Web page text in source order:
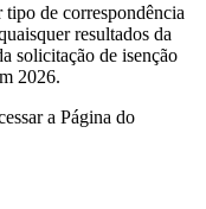
de correspondência
resultados da
solicitação de isenção
2026.
a Página do